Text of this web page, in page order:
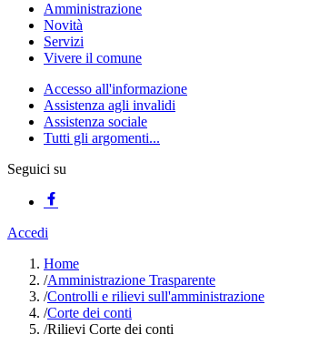
Amministrazione
Novità
Servizi
Vivere il comune
Accesso all'informazione
Assistenza agli invalidi
Assistenza sociale
Tutti gli argomenti...
Seguici su
Accedi
Home
/Amministrazione Trasparente
/Controlli e rilievi sull'amministrazione
/Corte dei conti
/Rilievi Corte dei conti